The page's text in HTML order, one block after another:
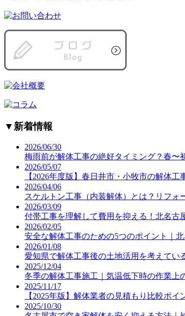
▼ 新着情報
2026/06/30
梅雨前が解体工事の絶好タイミング？春〜
2026/05/07
【2026年度版】春日井市・小牧市の解体
2026/04/06
スケルトン工事（内装解体）とは？リフ
2026/03/09
付帯工事を理解して費用を抑える！北名古
2026/02/05
安全な解体工事のための5つのポイント｜
2026/01/08
愛知県で解体工事後の土地活用を考えてい
2025/12/04
冬季の解体工事施工｜気温低下時の作業上
2025/11/17
【2025年版】解体業者の見積もり比較ポ
2025/10/30